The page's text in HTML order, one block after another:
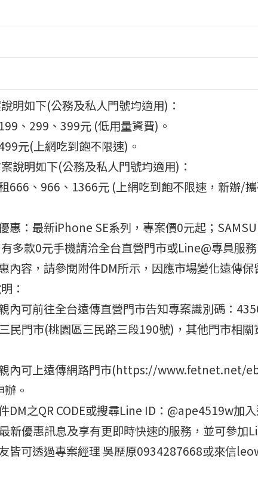
明如下(公務及私人門號均適用)：
、299、399元 (低用量資費)。
元(上網吃到飽不限速)。
說明如下(公務及私人門號均適用)：
666、966、1366元 (上網吃到飽不限速，新辦/
惠：最新iPhone SE系列，專案價0元起；
多款0元手機請洽全台直營門市或Line@專員服務
內容，請參閱附件DM所示，因應市場變化遠傳保
：
內可前往全台遠傳直營門市告知專案識別碼：
民門市(桃園區三民路三段190號)，其他門市相
內可上遠傳網路門市(https://www.fetnet.net/
。
DM之QR CODE或搜尋Line ID：@ape4519w加
新優惠訊息及享有更即時快速的服務，並可參加
皆可透過專案經理 吳歷原0934287668或來信